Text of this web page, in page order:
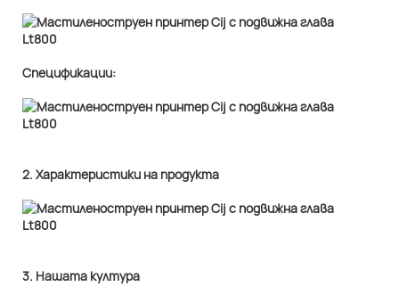
Спецификации:
2. Характеристики на продукта
3. Нашата култура